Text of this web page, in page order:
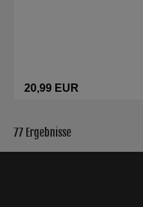
20,99 EUR
77 Ergebnisse